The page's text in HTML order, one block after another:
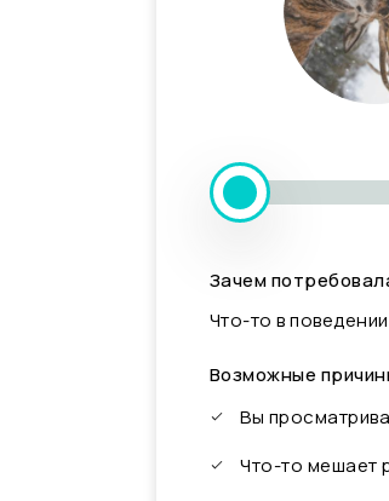
Зачем
Что-то в
Возможные
Вы
Что-то мешает